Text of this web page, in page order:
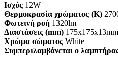
Ισχύς 12W
Θερμοκρασία χρώματος (K)
Φωτεινή ροή 1320lm
Διαστάσεις (mm) 175x175x13mm
Χρώμα σώματος White
Συμπεριλαμβάνεται ο